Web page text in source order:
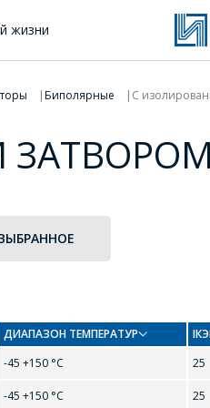
жизни
Биполярные С
ДИАПАЗОН ТЕМПЕРАТУР
-45 +150 °С 25
-45 +150 °С 25
ОФОРМИТЬ
Продажи физическим лицам
ЗАДАТЬ